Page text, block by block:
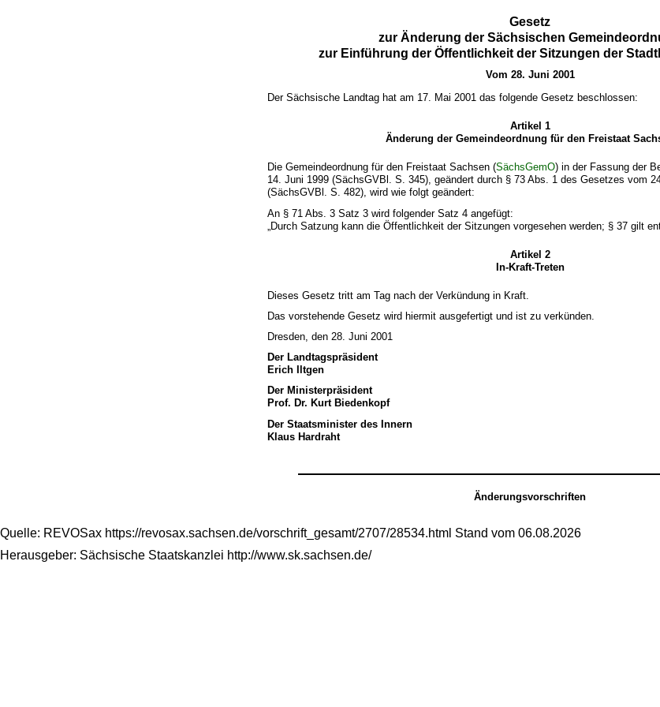
Gesetz
zur Änderung der Sächsischen
zur Einführung der Öffentlichkeit der Sitzungen der
Vom 28. Juni 2001
Der Sächsische Landtag hat am 17. Mai 2001 das folgende Gesetz beschlossen:
Artikel 1
Änderung der Gemeindeordnung für den Freistaat
Die Gemeindeordnung für den Freistaat Sachsen (SächsGemO) in der Fassung der
14. Juni 1999 (SächsGVBl. S. 345), geändert durch § 73 Abs. 1 des Gesetzes vom
(SächsGVBl. S. 482), wird wie folgt geändert:
An § 71 Abs. 3 Satz 3 wird folgender Satz 4 angefügt:
„Durch Satzung kann die Öffentlichkeit der Sitzungen vorgesehen werden; § 37 gilt
Artikel 2
In-Kraft-Treten
Dieses Gesetz tritt am Tag nach der Verkündung in Kraft.
Das vorstehende Gesetz wird hiermit ausgefertigt und ist zu verkünden.
Dresden, den 28. Juni 2001
Der Landtagspräsident
Erich Iltgen
Der Ministerpräsident
Prof. Dr. Kurt Biedenkopf
Der Staatsminister des Innern
Klaus Hardraht
Änderungsvorschriften
Quelle: REVOSax https://revosax.sachsen.de/vorschrift_gesamt/2707/28534.html Stand vom 06.08.2026
Herausgeber: Sächsische Staatskanzlei http://www.sk.sachsen.de/